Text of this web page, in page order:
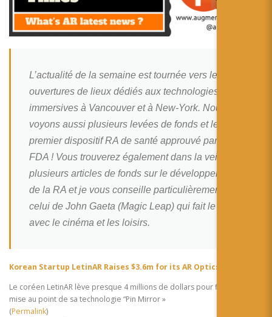
日本語
L’actualité de la semaine est tournée vers les
ouvertures de lieux dédiés aux technologies
immersives à Vancouver et à New-York. Nous
voyons aussi plusieurs levées de fonds et le
premier dispositif RA de santé approuvé par la
FDA ! Vous trouverez également dans la veille
plusieurs articles de fonds sur le développement
de la RA et je vous conseille particulièrement
celui de John Gaeta (Magic Leap) qui fait le lien
avec le cinéma et les loisirs.
Korean Startup LetinAR Raises $3.6m for its AR Optics – VRFocus
Le coréen LetinAR lève presque 4 millions de dollars pour finaliser la
mise au point de sa technologie “Pin Mirror »
(Permalink)